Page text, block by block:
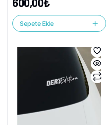
600,00₺
Sepete Ekle